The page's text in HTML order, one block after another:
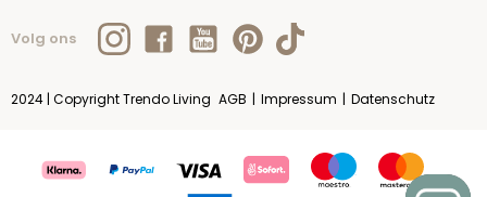
Volg ons
2024 | Copyright Trendo Living AGB | Impressum | Datenschutz